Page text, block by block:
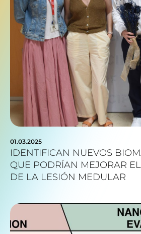
01.03.2025
IDENTIFICAN NUEVOS
QUE PODRÍAN MEJORAR
DE LA LESIÓN MEDULAR